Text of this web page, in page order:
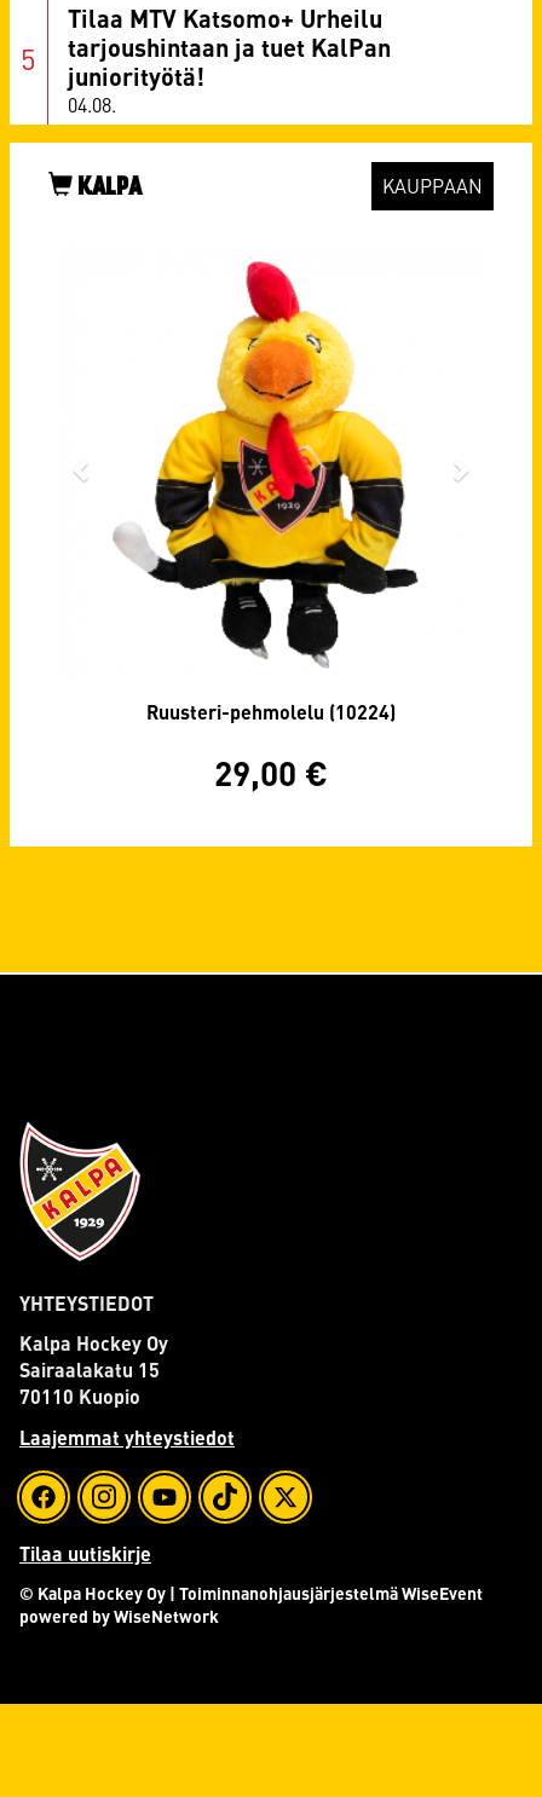
04.08.
Tilaa MTV Katsomo+ Urheilu
tarjoushintaan ja tuet KalPan
juniorityötä!
KALPA KAUPPAAN
Ruusteri-pehmolelu (10224)
29,00 €
YHTEYSTIEDOT
Kalpa Hockey Oy
Sairaalakatu 15
70110 Kuopio
Laajemmat yhteystiedot
Tilaa uutiskirje
© Kalpa Hockey Oy | ToiminnanohjausjärjestelmäWiseEvent
powered byWiseNetwork